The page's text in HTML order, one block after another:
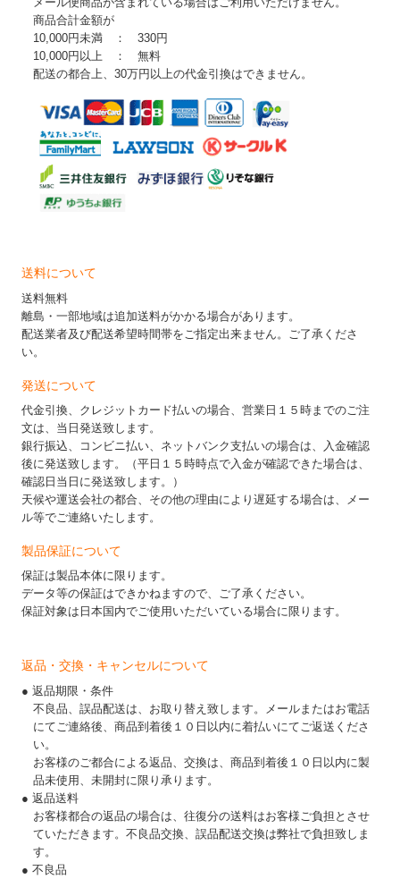
商品合計金額が
10,000円未満 ： 330円
10,000円以上 ： 無料
配送の都合上、30万円以上の代金引換はできません。
送料について
送料無料
離島・一部地域は追加送料がかかる場合があります。
配送業者及び配送希望時間帯をご指定出来ません。ご了承くださ
い。
発送について
代金引換、クレジットカード払いの場合、営業日１５時までのご注
文は、当日発送致します。
銀行振込、コンビニ払い、ネットバンク支払いの場合は、入金確認
後に発送致します。（平日１５時時点で入金が確認できた場合は、
確認日当日に発送致します。）
天候や運送会社の都合、その他の理由により遅延する場合は、メー
ル等でご連絡いたします。
製品保証について
保証は製品本体に限ります。
データ等の保証はできかねますので、ご了承ください。
保証対象は日本国内でご使用いただいている場合に限ります。
返品・交換・キャンセルについて
● 返品期限・条件
不良品、誤品配送は、お取り替え致します。メールまたはお電話
にてご連絡後、商品到着後１０日以内に着払いにてご返送くださ
い。
お客様のご都合による返品、交換は、商品到着後１０日以内に製
品未使用、未開封に限り承ります。
● 返品送料
お客様都合の返品の場合は、往復分の送料はお客様ご負担とさせ
ていただきます。不良品交換、誤品配送交換は弊社で負担致しま
す。
● 不良品